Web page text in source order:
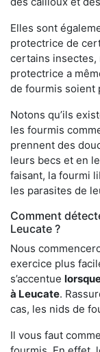
Elles sont
protectrice de
certains insectes,
protectrice a
de fourmis soient
Notons qu’ils
les fourmis
prennent des
leurs becs et en
faisant, la fourmi
les parasites de
Comment
Leucate ?
Nous
exercice plus
s’accentue
à Leucate.
cas, les nids de
Il vous faut